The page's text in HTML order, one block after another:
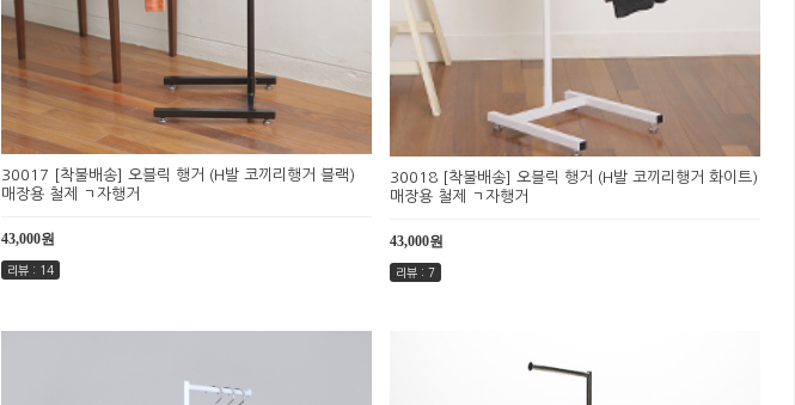
30017 [착불배송] 오블릭 행거 (H발 코끼리행거 블랙)
매장용 철제 ㄱ자행거
43,000원
리뷰 : 14
30018 [착불배송] 오블릭 행거 (H발 코끼리행거 화이트)
매장용 철제 ㄱ자행거
43,000원
리뷰 : 7